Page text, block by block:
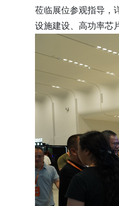
莅临展位参观指导，
设施建设、高功率芯